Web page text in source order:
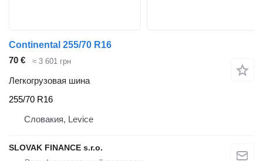
Continental 255/70 R16
70 €
≈ 3 601 грн
Легкогрузовая шина
255/70 R16
Словакия, Levice
SLOVAK FINANCE s.r.o.